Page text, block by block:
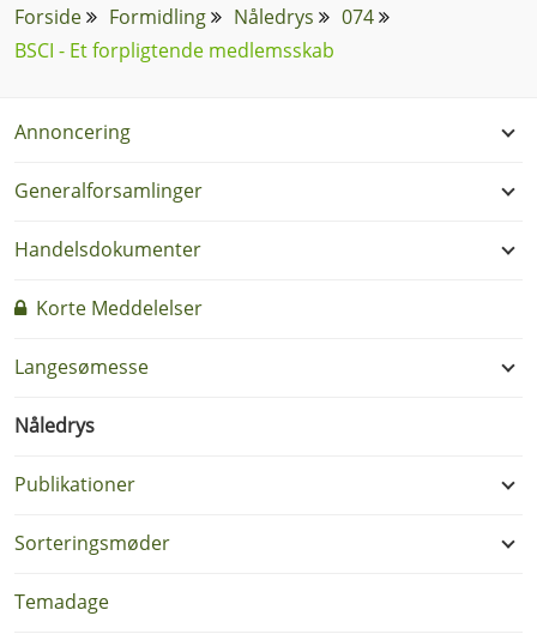
Forside Formidling Nåledrys
074
BSCI - Et forpligtende medlemsskab
Annoncering
Generalforsamlinger
Handelsdokumenter
Korte Meddelelser
Langesømesse
Nåledrys
Publikationer
Sorteringsmøder
Temadage